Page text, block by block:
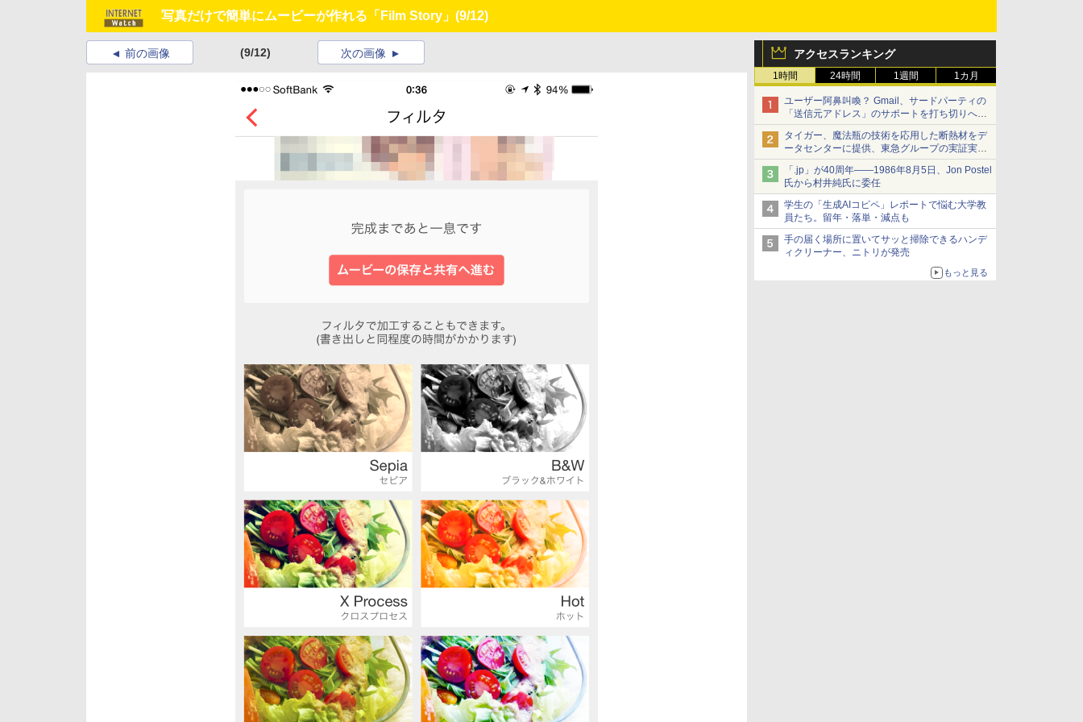
写真だけで簡単にムービーが作れる「Film Story」 (9/12)
アクセスランキング
1時間 24時間 1週間 1カ月
ユーザー阿鼻叫喚？ Gmail、サードパーティの
「送信元アドレス」のサポートを打ち切りへ
【やじうまWatch】
タイガー、魔法瓶の技術を応用した断熱材をデ
ータセンターに提供、東急グループの実証実験
で 「ステンレス密封真空断熱パネル TIVIP」
「.jp」が40周年――1986年8月5日、Jon Postel
氏から村井純氏に委任
学生の「生成AIコピペ」レポートで悩む大学教
員たち。留年・落単・減点も
手の届く場所に置いてサッと掃除できるハンデ
ィクリーナー、ニトリが発売
もっと見る
前の画像 (9/12) 次の画像